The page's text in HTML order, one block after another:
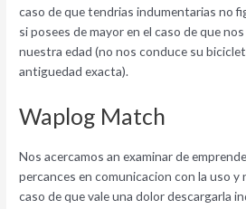
caso de que tendri­as indumentarias no
si posees de mayor en el caso de que
nuestra edad (no nos conduce su
antiguedad exacta).
Waplog Match
Nos acercamos an examinar de
percances en comunicacion con la uso y
caso de que vale una dolor descargarla